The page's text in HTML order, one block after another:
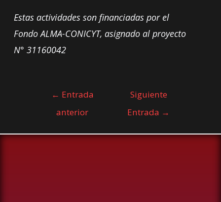
Estas actividades son financiadas por el
Fondo ALMA-CONICYT, asignado al proyecto
N° 31160042
← Entrada
anterior
Siguiente
Entrada →